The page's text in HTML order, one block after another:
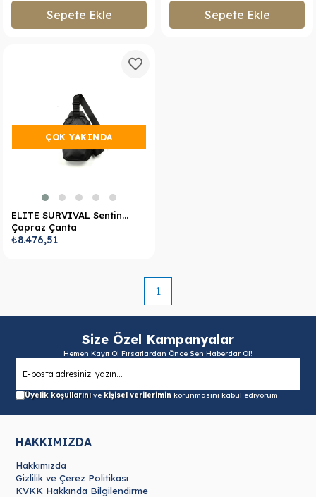
Sepete Ekle Sepete Ekle
ÇOK YAKINDA
ELITE SURVIVAL Sentinel
Çapraz Çanta
₺8.476,51
1
Size Özel Kampanyalar
Hemen Kayıt Ol Fırsatlardan Önce Sen Haberdar Ol!
Üyelik koşullarınıve kişisel verileriminkorunmasını kabul ediyorum.
HAKKIMIZDA
Hakkımızda
Gizlilik ve Çerez Politikası
KVKK Hakkında Bilgilendirme